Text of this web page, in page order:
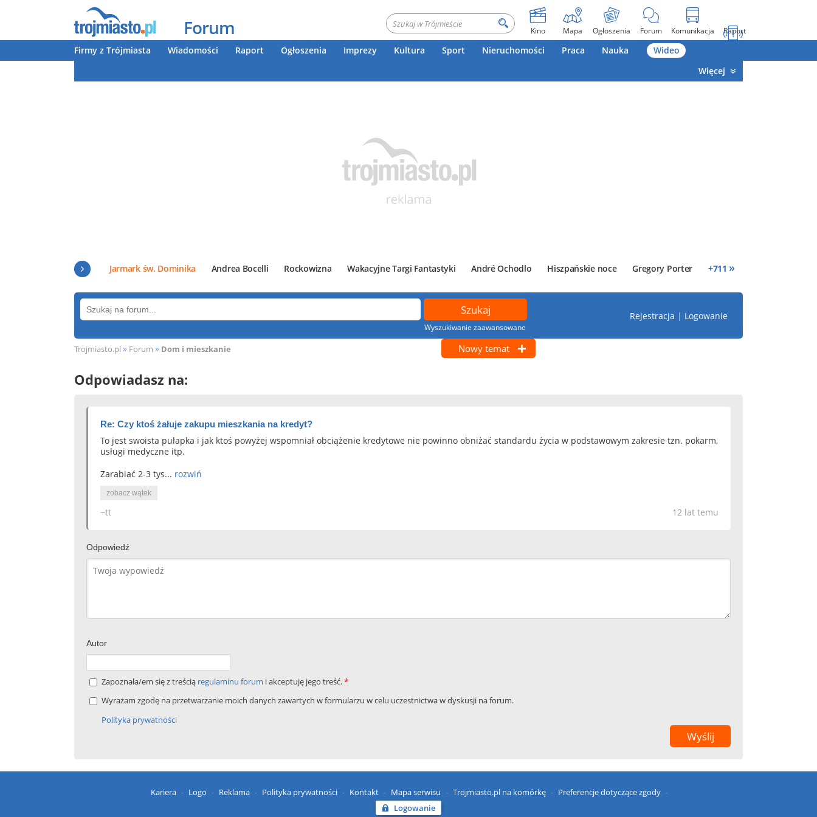
Forum Kino Mapa Ogłoszenia Forum Komunikacja Raport
Firmy z Trójmiasta Wiadomości Raport Ogłoszenia Imprezy Kultura Sport Nieruchomości Praca Nauka
Wideo
Więcej
Jarmark św. Dominika Andrea Bocelli Rockowizna Wakacyjne Targi Fantastyki André Ochodlo Hiszpańskie noce Gregory Porter +711 »
Wyszukiwanie zaawansowane
Rejestracja | Logowanie
Trojmiasto.pl » Forum » Dom i mieszkanie Nowy temat
Odpowiadasz na:
Re: Czy ktoś żałuje zakupu mieszkania na kredyt?
To jest swoista pułapka i jak ktoś powyżej wspomniał obciążenie kredytowe nie powinno obniżać standardu życia w podstawowym zakresie tzn. pokarm,
usługi medyczne itp.
Zarabiać 2-3 tys... rozwiń
zobacz wątek
12 lat temu
~tt
Odpowiedź
Autor
Zapoznała/em się z treścią regulaminu forum i akceptuję jego treść.*
Wyrażam zgodę na przetwarzanie moich danych zawartych w formularzu w celu uczestnictwa w dyskusji na forum.
Polityka prywatności
Kariera Logo Reklama Polityka prywatności Kontakt Mapa serwisu Trojmiasto.pl na komórkę
Preferencje dotyczące zgody
Logowanie